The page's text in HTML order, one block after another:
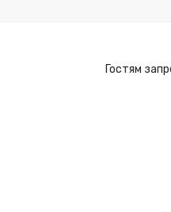
Гостям